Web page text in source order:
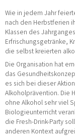
Wie in jedem Jahr
nach den Herbstferien
Klassen des
Erfrischungsgetränke,
die selbst kreierten
Die Organisation hat
das
es sich bei dieser
Alkoholprävention. Die
ohne Alkohol sehr viel
Biologieunterricht
die Fresh-Drink-Party
anderen Kontext